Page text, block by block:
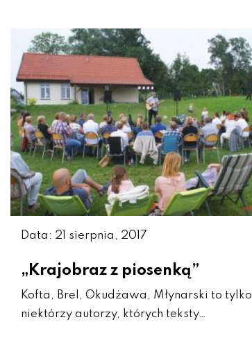
Data: 21 sierpnia, 2017
„Krajobraz z piosenką”
Kofta, Brel, Okudżawa, Młynarski to tylko
niektórzy autorzy, których teksty…